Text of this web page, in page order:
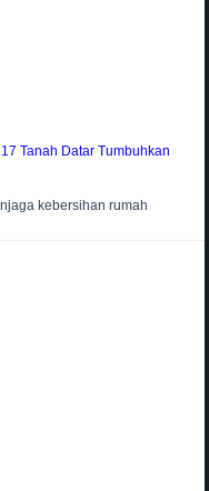
Tanah Datar Tumbuhkan
kebersihan rumah